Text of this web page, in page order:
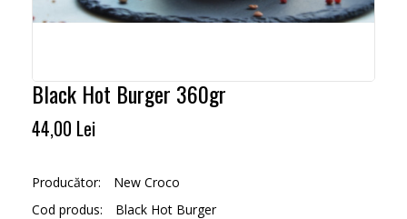
Black Hot Burger 360gr
44,00 Lei
Producător:
New Croco
Cod produs:
Black Hot Burger